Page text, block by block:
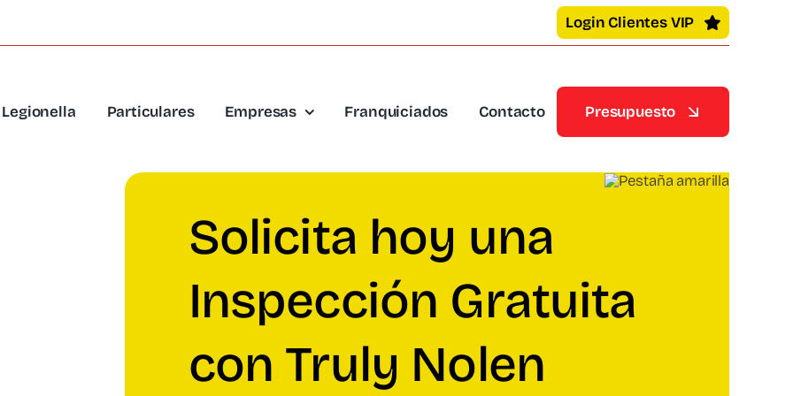
Login Clientes VIP
Legionella Particulares Empresas Franquiciados Contacto Presupuesto
Solicita hoy una
Inspección Gratuita
con Truly Nolen